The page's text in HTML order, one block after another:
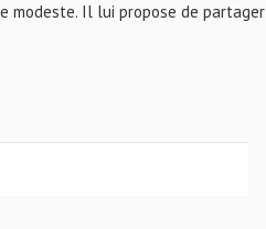
modeste. Il lui propose de partager